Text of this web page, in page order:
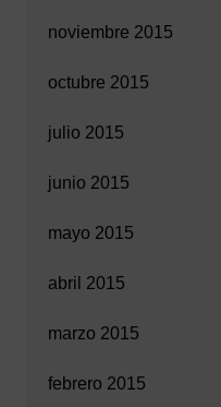
noviembre 2015
octubre 2015
julio 2015
junio 2015
mayo 2015
abril 2015
marzo 2015
febrero 2015